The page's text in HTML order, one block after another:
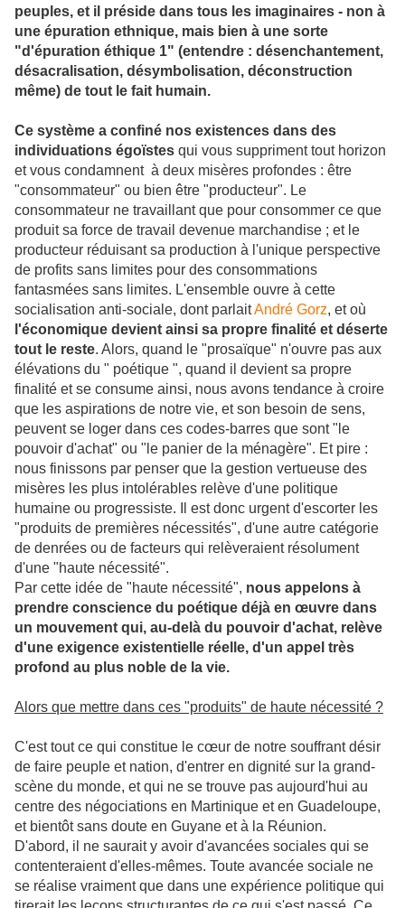
peuples, et il préside dans tous les imaginaires - non à
une épuration ethnique, mais bien à une sorte
"d'épuration éthique 1" (entendre : désenchantement,
désacralisation, désymbolisation, déconstruction
même) de tout le fait humain.
Ce système a confiné nos existences dans des
individuations égoïstes qui vous suppriment tout horizon
et vous condamnent à deux misères profondes : être
"consommateur" ou bien être "producteur". Le
consommateur ne travaillant que pour consommer ce que
produit sa force de travail devenue marchandise ; et le
producteur réduisant sa production à l'unique perspective
de profits sans limites pour des consommations
fantasmées sans limites. L'ensemble ouvre à cette
socialisation anti-sociale, dont parlaitAndré Gorz, et où
l'économique devient ainsi sa propre finalité et déserte
tout le reste. Alors, quand le "prosaïque" n'ouvre pas aux
élévations du " poétique ", quand il devient sa propre
finalité et se consume ainsi, nous avons tendance à croire
que les aspirations de notre vie, et son besoin de sens,
peuvent se loger dans ces codes-barres que sont "le
pouvoir d'achat" ou "le panier de la ménagère". Et pire :
nous finissons par penser que la gestion vertueuse des
misères les plus intolérables relève d'une politique
humaine ou progressiste. Il est donc urgent d'escorter les
"produits de premières nécessités", d'une autre catégorie
de denrées ou de facteurs qui relèveraient résolument
d'une "haute nécessité".
Par cette idée de "haute nécessité", nous appelons à
prendre conscience du poétique déjà en œuvre dans
un mouvement qui, au-delà du pouvoir d'achat, relève
d'une exigence existentielle réelle, d'un appel très
profond au plus noble de la vie.
Alors que mettre dans ces "produits" de haute nécessité ?
C'est tout ce qui constitue le cœur de notre souffrant désir
de faire peuple et nation, d'entrer en dignité sur la grand-
scène du monde, et qui ne se trouve pas aujourd'hui au
centre des négociations en Martinique et en Guadeloupe,
et bientôt sans doute en Guyane et à la Réunion.
D'abord, il ne saurait y avoir d'avancées sociales qui se
contenteraient d'elles-mêmes. Toute avancée sociale ne
se réalise vraiment que dans une expérience politique qui